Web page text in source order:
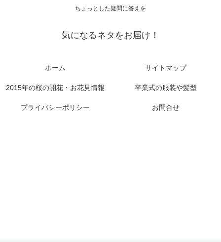
ちょっとした疑問に答えを
気になるネタをお届け！
ホーム サイトマップ
2015年の桜の開花・お花見情報 卒業式の服装や髪型
プライバシーポリシー お問合せ